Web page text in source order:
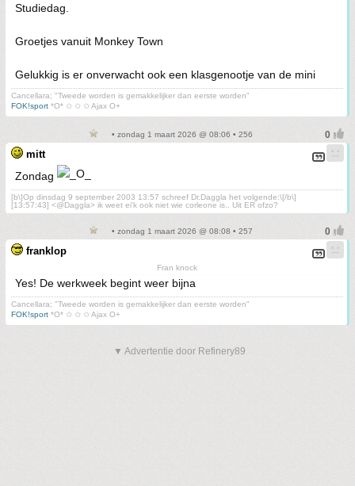
Studiedag.
Groetjes vanuit Monkey Town
Gelukkig is er onverwacht ook een klasgenootje van de mini
Cancellara; "Tweede worden is gemakkelijker dan eerste worden"
FOK!sport *O* ✩ ✩ ✩ Ajax O+
• zondag 1 maart 2026 @ 08:06 • 256
mitt
Zondag
[b\]Op dinsdag 9 september 2003 13:57 schreef Dr.Daggla het volgende:\[/b\]
[13:57:43] <@Daggla> ik weet ei'k ook niet wie corleone is.. Uit ER ofzo?
• zondag 1 maart 2026 @ 08:08 • 257
franklop
Fran knock
Yes! De werkweek begint weer bijna
Cancellara; "Tweede worden is gemakkelijker dan eerste worden"
FOK!sport *O* ✩ ✩ ✩ Ajax O+
▼ Advertentie door Refinery89